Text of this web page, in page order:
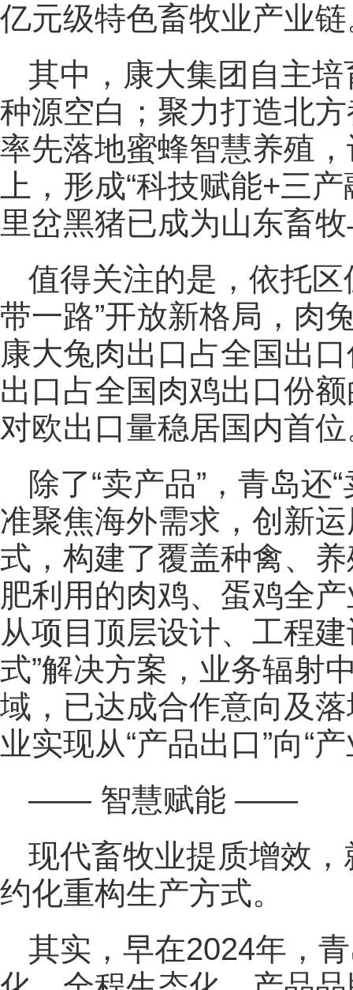
亿元级特色畜牧业产业
其中，康大集团自主
种源空白；聚力打造北
率先落地蜜蜂智慧养殖
上，形成“科技赋能+三
里岔黑猪已成为山东畜
值得关注的是，依托
带一路”开放新格局，肉
康大兔肉出口占全国出
出口占全国肉鸡出口份
对欧出口量稳居国内首
除了“卖产品”，青岛还
准聚焦海外需求，创新
式，构建了覆盖种禽、
肥利用的肉鸡、蛋鸡全
从项目顶层设计、工程
式”解决方案，业务辐射
域，已达成合作意向及
业实现从“产品出口”向“
—— 智慧赋能 ——
现代畜牧业提质增效
约化重构生产方式。
其实，早在2024年，